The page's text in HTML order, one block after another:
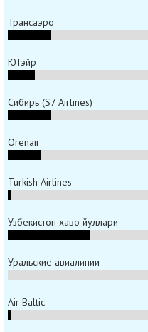
Трансаэро
ЮТэйр
Сибирь (S7 Airlines)
Orenair
Turkish Airlines
Узбекистон хаво йуллари
Уральские авиалинии
Air Baltic